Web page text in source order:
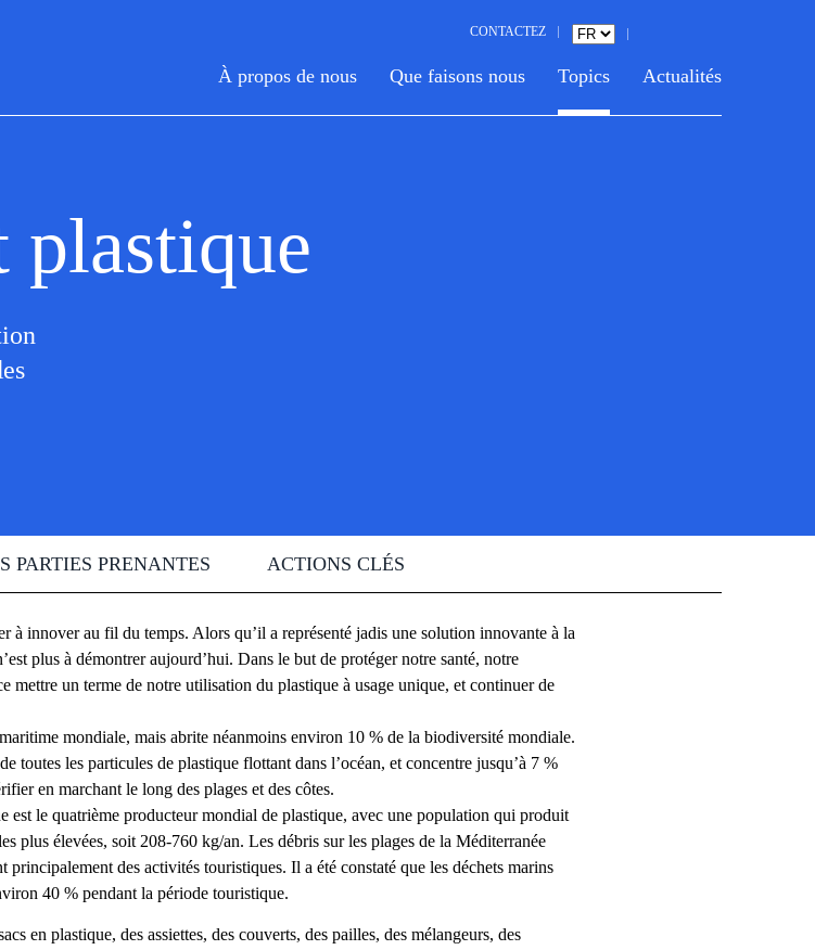
CONTACTEZ
À propos de nous Que faisons nous Topics Actualités
plastique
PARTIES PRENANTES ACTIONS CLÉS
innover au fil du temps. Alors qu’il a représenté jadis une solution innovante à la
plus à démontrer aujourd’hui. Dans le but de protéger notre santé, notre
mettre un terme de notre utilisation du plastique à usage unique, et continuer de
mondiale, mais abrite néanmoins environ 10 % de la biodiversité mondiale.
toutes les particules de plastique flottant dans l’océan, et concentre jusqu’à 7 %
en marchant le long des plages et des côtes.
est le quatrième producteur mondial de plastique, avec une population qui produit
plus élevées, soit 208-760 kg/an. Les débris sur les plages de la Méditerranée
principalement des activités touristiques. Il a été constaté que les déchets marins
40 % pendant la période touristique.
en plastique, des assiettes, des couverts, des pailles, des mélangeurs, des